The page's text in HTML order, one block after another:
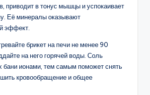
приводит в тонус мышцы и успокаивает
Её минералы оказывают
эффект.
брикет на печи не менее 90
на него горячей воды. Соль
бани ионами, тем самым поможет снять
кровообращение и общее